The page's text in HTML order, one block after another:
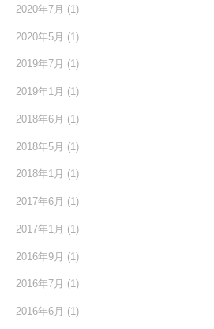
2020年7月 (1)
2020年5月 (1)
2019年7月 (1)
2019年1月 (1)
2018年6月 (1)
2018年5月 (1)
2018年1月 (1)
2017年6月 (1)
2017年1月 (1)
2016年9月 (1)
2016年7月 (1)
2016年6月 (1)